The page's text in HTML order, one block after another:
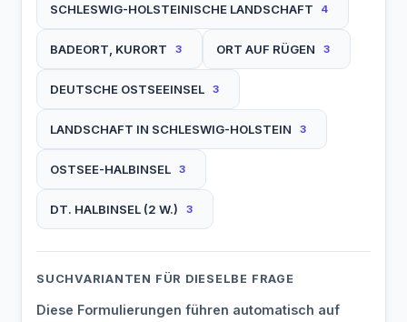
SCHLESWIG-HOLSTEINISCHE LANDSCHAFT 4
BADEORT, KURORT 3 ORT AUF RÜGEN 3
DEUTSCHE OSTSEEINSEL 3
LANDSCHAFT IN SCHLESWIG-HOLSTEIN 3
OSTSEE-HALBINSEL 3
DT. HALBINSEL (2 W.) 3
SUCHVARIANTEN FÜR DIESELBE FRAGE
Diese Formulierungen führen automatisch auf